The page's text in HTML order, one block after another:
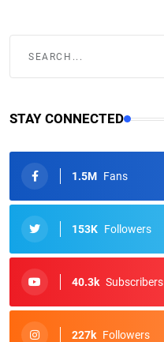
STAY CONNECTED
1.5M Fans
153K Followers
40.3k Subscribers
227k Followers